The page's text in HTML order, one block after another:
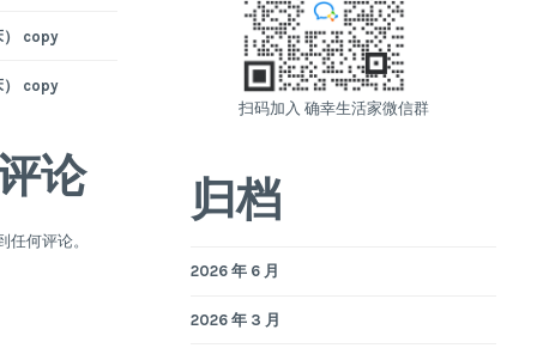
） copy
） copy
论
任何评论。
扫码加入 确幸生活家微信群
归档
2026 年 6 月
2026 年 3 月